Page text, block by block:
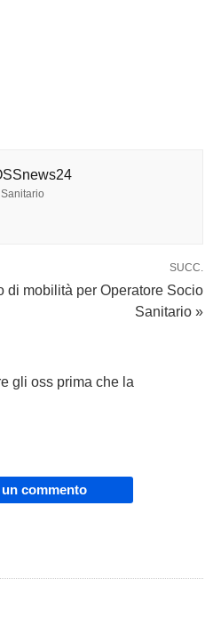
SUCC.
di mobilità per Operatore Socio
Sanitario »
gli oss prima che la
commento